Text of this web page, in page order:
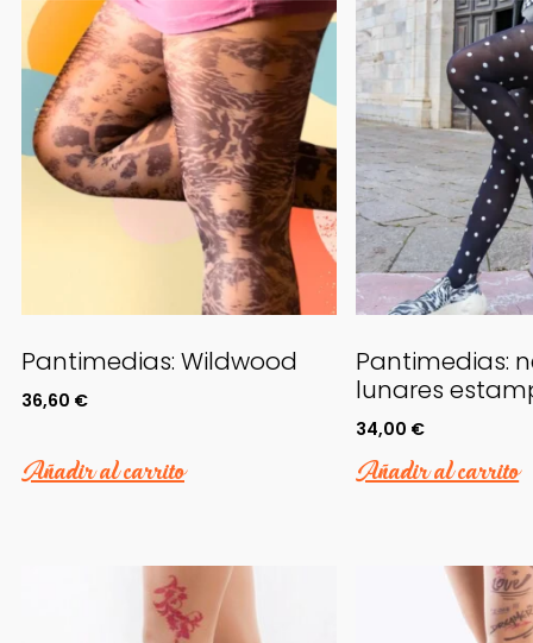
Pantimedias: Wildwood
36,60 €
Añadir al carrito
Pantimedias:
lunares
34,00 €
Añadir al carrito